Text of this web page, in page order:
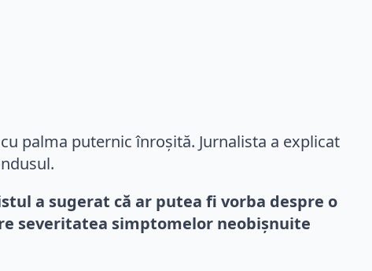
palma puternic înroșită. Jurnalista a explicat
a sugerat că ar putea fi vorba despre o
severitatea simptomelor neobișnuite